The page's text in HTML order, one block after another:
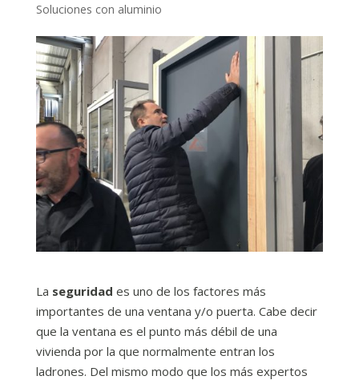
Soluciones con aluminio
La seguridad es uno de los factores más
importantes de una ventana y/o puerta. Cabe decir
que la ventana es el punto más débil de una
vivienda por la que normalmente entran los
ladrones. Del mismo modo que los más expertos